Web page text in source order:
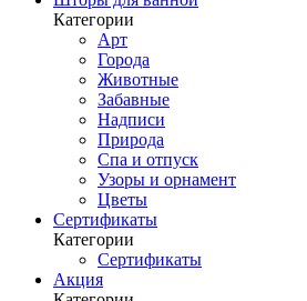
Категории
Арт
Города
Животные
Забавные
Надписи
Природа
Спа и отпуск
Узоры и орнамент
Цветы
Сертификаты
Категории
Сертификаты
Акция